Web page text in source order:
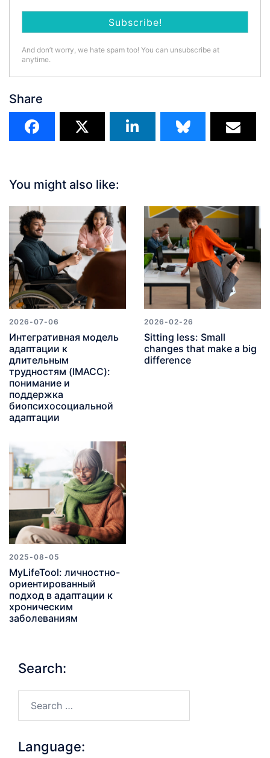
And don’t worry, we hate spam too! You can unsubscribe at
anytime.
Share
You might also like:
2026-07-06
Интегративная модель
адаптации к
длительным
трудностям (IMACC):
понимание и
поддержка
биопсихосоциальной
адаптации
2026-02-26
Sitting less: Small
changes that make a big
difference
2025-08-05
MyLifeTool: личностно-
ориентированный
подход в адаптации к
хроническим
заболеваниям
Search:
Language: